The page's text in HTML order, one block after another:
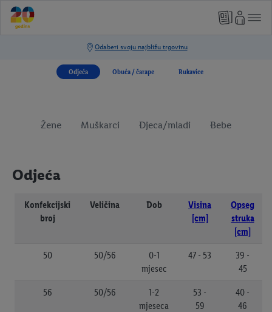
Odjeća Obuća / čarape Rukavice
Žene Muškarci Djeca/mladi Bebe
Odjeća
Konfekcijski
broj
Veličina Dob
Visina
[cm]
Opseg
struka
[cm]
50 50/56
0-1
mjesec
47 - 53
39 -
45
56 50/56
1-2
mjeseca
53 -
59
40 -
46